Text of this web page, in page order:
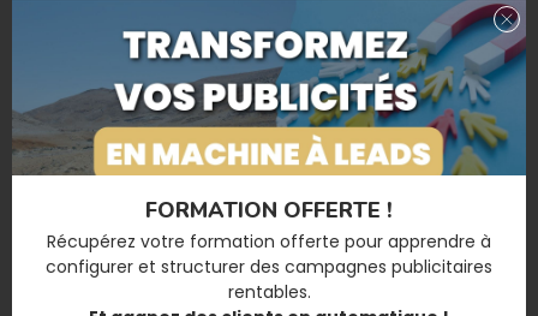
. Il faut toutefois
savoir que les reels les plus efficaces durent
généralemententre 7 et 15 secondes.
Reels Instagram : les meilleures
pratiques
Voici les meilleures pratiques en matière de
FORMATION OFFERTE !
Récupérez votre formation offerte pour apprendre à
configurer et structurer des campagnes publicitaires
rentables.